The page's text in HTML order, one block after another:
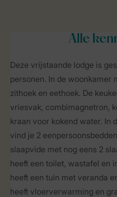
Alle
Deze vrijstaande lodge is
personen. In de woonkamer
zithoek en eethoek. De
vriesvak, combimagnetron,
kraan voor kokend water. In
vind je 2
slaapvide met nog eens 2
heeft een toilet, wastafel en
heeft een tuin met veranda
heeft vloerverwarming en